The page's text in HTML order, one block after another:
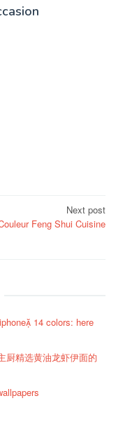
Next post
Feng Shui Cuisine
14 colors: here
厨精选黄油龙虾伊面的